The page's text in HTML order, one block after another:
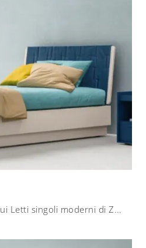
Clicca e scopri di più sui Letti singoli moderni di Zalf! Il modello Tablet in melaminico ti attende.